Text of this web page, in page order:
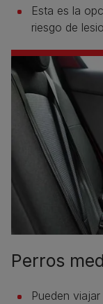
Esta es la
riesgo de
Perros
Pueden